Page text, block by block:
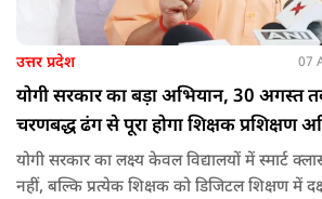
उत्तर प्रदेश 07
योगी सरकार का बड़ा अभियान, 30 अगस्त
चरणबद्ध ढंग से पूरा होगा शिक्षक प्रशिक्षण
योगी सरकार का लक्ष्य केवल विद्यालयों में स्मार्ट
नहीं, बल्कि प्रत्येक शिक्षक को डिजिटल शिक्षण में